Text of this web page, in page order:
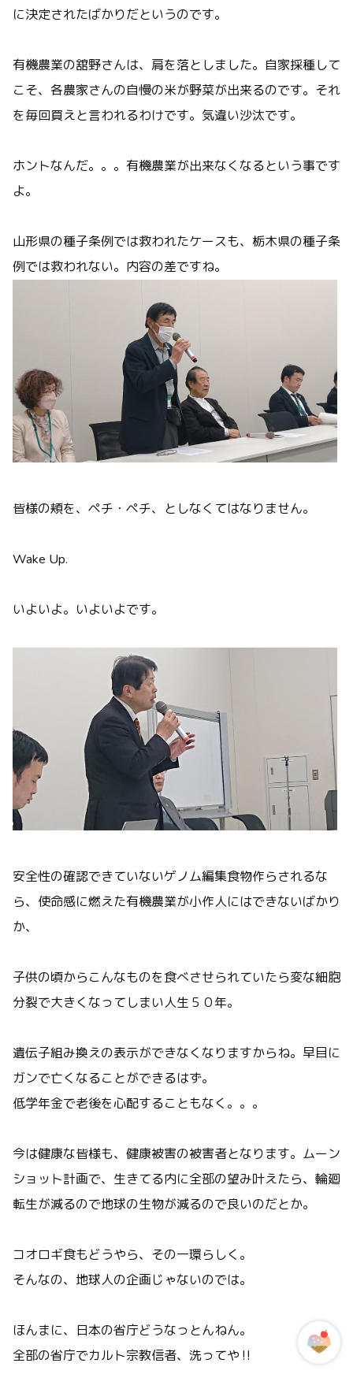
に決定されたばかりだというのです。
有機農業の舘野さんは、肩を落としました。自家採種して
こそ、各農家さんの自慢の米が野菜が出来るのです。それ
を毎回買えと言われるわけです。気違い沙汰です。
ホントなんだ。。。有機農業が出来なくなるという事です
よ。
山形県の種子条例では救われたケースも、栃木県の種子条
例では救われない。内容の差ですね。
皆様の頬を、ペチ・ペチ、としなくてはなりません。
Wake Up.
いよいよ。いよいよです。
安全性の確認できていないゲノム編集食物作らされるな
ら、使命感に燃えた有機農業が小作人にはできないばかり
か、
子供の頃からこんなものを食べさせられていたら変な細胞
分裂で大きくなってしまい人生５０年。
遺伝子組み換えの表示ができなくなりますからね。早目に
ガンで亡くなることができるはず。
低学年金で老後を心配することもなく。。。
今は健康な皆様も、健康被害の被害者となります。ムーン
ショット計画で、生きてる内に全部の望み叶えたら、輪廻
転生が減るので地球の生物が減るので良いのだとか。
コオロギ食もどうやら、その一環らしく。
そんなの、地球人の企画じゃないのでは。
ほんまに、日本の省庁どうなっとんねん。
全部の省庁でカルト宗教信者、洗ってや‼️